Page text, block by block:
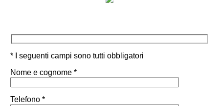
* I seguenti campi sono tutti obbligatori
Nome e cognome *
Telefono *